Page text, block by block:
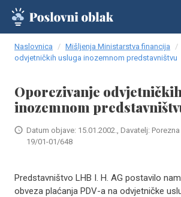
Naslovnica Mišljenja Ministarstva financija
odvjetničkih usluga inozemnom predstavništvu
Oporezivanje
inozemnom
Datum objave: 15.01.2002., Davatelj:
19/01-01/648
Predstavništvo LHB I. H. AG postavilo
obveza plaćanja PDV-a na odvjetničke